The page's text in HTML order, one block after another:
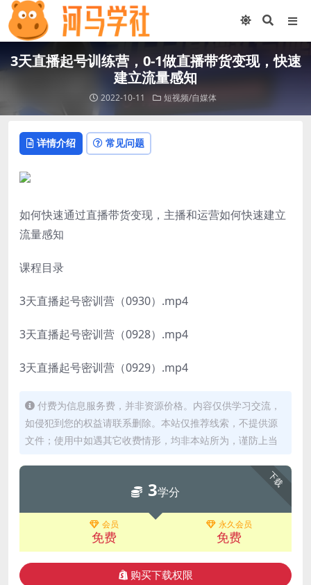
3天直播起号训练营，0-1做直播带货变现，快速
建立流量感知
2022-10-11 短视频/自媒体
详情介绍 常见问题
如何快速通过直播带货变现，主播和运营如何快速建立
流量感知
课程目录
3天直播起号密训营（0930）.mp4
3天直播起号密训营（0928）.mp4
3天直播起号密训营（0929）.mp4
付费为信息服务费，并非资源价格。内容仅供学习交流，
如侵犯到您的权益请联系删除。本站仅推荐线索，不提供源
文件；使用中如遇其它收费情形，均非本站所为，谨防上当
下载
3学分
会员
免费
永久会员
免费
购买下载权限